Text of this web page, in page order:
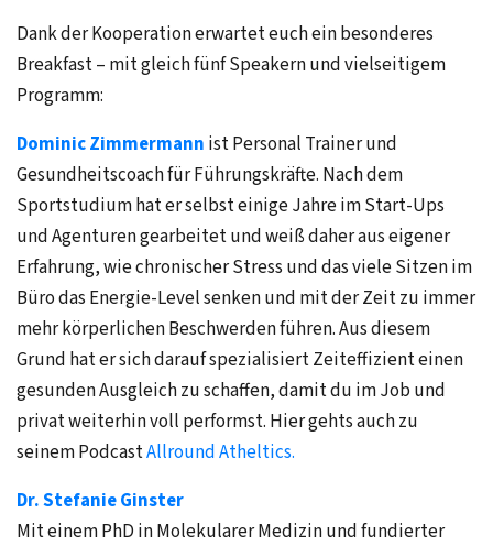
Dank der Kooperation erwartet euch ein besonderes
Breakfast – mit gleich fünf Speakern und vielseitigem
Programm:
Dominic Zimmermann ist Personal Trainer und
Gesundheitscoach für Führungskräfte. Nach dem
Sportstudium hat er selbst einige Jahre im Start-Ups
und Agenturen gearbeitet und weiß daher aus eigener
Erfahrung, wie chronischer Stress und das viele Sitzen im
Büro das Energie-Level senken und mit der Zeit zu immer
mehr körperlichen Beschwerden führen. Aus diesem
Grund hat er sich darauf spezialisiert Zeiteffizient einen
gesunden Ausgleich zu schaffen, damit du im Job und
privat weiterhin voll performst. Hier gehts auch zu
seinem PodcastAllround Atheltics.
Dr. Stefanie Ginster
Mit einem PhD in Molekularer Medizin und fundierter